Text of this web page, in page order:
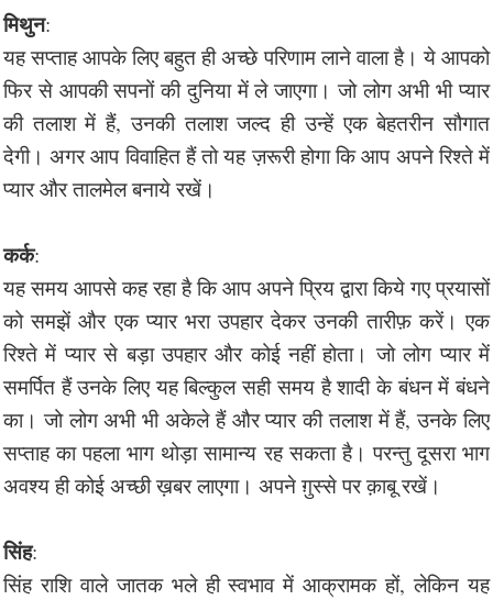
मिथुन:
यह सप्ताह आपके लिए बहुत ही अच्छे परिणाम लाने वाला है। ये आपको
फिर से आपकी सपनों की दुनिया में ले जाएगा। जो लोग अभी भी प्यार
की तलाश में हैं, उनकी तलाश जल्द ही उन्हें एक बेहतरीन सौगात
देगी। अगर आप विवाहित हैं तो यह ज़रूरी होगा कि आप अपने रिश्ते में
प्यार और तालमेल बनाये रखें।
कर्क:
यह समय आपसे कह रहा है कि आप अपने प्रिय द्वारा किये गए प्रयासों
को समझें और एक प्यार भरा उपहार देकर उनकी तारीफ़ करें। एक
रिश्ते में प्यार से बड़ा उपहार और कोई नहीं होता। जो लोग प्यार में
समर्पित हैं उनके लिए यह बिल्कुल सही समय है शादी के बंधन में बंधने
का। जो लोग अभी भी अकेले हैं और प्यार की तलाश में हैं, उनके लिए
सप्ताह का पहला भाग थोड़ा सामान्य रह सकता है। परन्तु दूसरा भाग
अवश्य ही कोई अच्छी ख़बर लाएगा। अपने ग़ुस्से पर क़ाबू रखें।
सिंह:
सिंह राशि वाले जातक भले ही स्वभाव में आक्रामक हों, लेकिन यह